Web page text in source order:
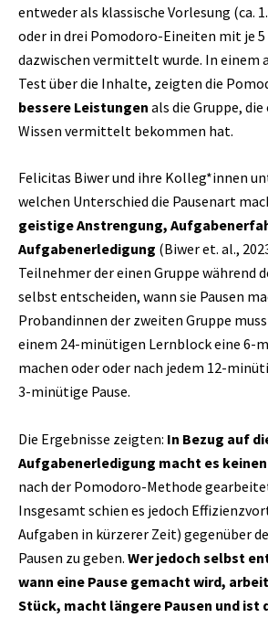
entweder als klassische Vorlesung (ca.
oder in drei Pomodoro-Eineiten mit je 5
dazwischen vermittelt wurde. In einem
Test über die Inhalte, zeigten die
bessere Leistungen als die Gruppe, die
Wissen vermittelt bekommen hat.
Felicitas Biwer und ihre Kolleg*innen
welchen Unterschied die Pausenart
geistige Anstrengung,
Aufgabenerledigung (Biwer et. al.,
Teilnehmer der einen Gruppe während
selbst entscheiden, wann sie Pausen
Probandinnen der zweiten Gruppe
einem 24-minütigen Lernblock eine 6-
machen oder oder nach jedem 12-
3-minütige Pause.
Die Ergebnisse zeigten: In Bezug auf
Aufgabenerledigung macht es
nach der Pomodoro-Methode
Insgesamt schien es jedoch
Aufgaben in kürzerer Zeit) gegenüber
Pausen zu geben. Wer jedoch selbst
wann eine Pause gemacht wird,
Stück, macht längere Pausen und ist